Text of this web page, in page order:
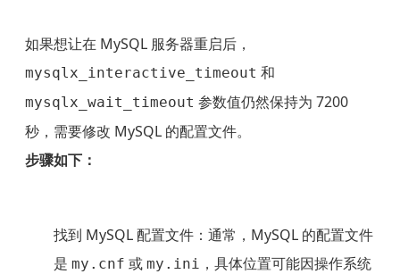
如果想让在 MySQL 服务器重启后，
mysqlx_interactive_timeout 和
mysqlx_wait_timeout 参数值仍然保持为 7200
秒，需要修改 MySQL 的配置文件。
步骤如下：
找到 MySQL 配置文件：通常，MySQL 的配置文件
是 my.cnf 或 my.ini ，具体位置可能因操作系统